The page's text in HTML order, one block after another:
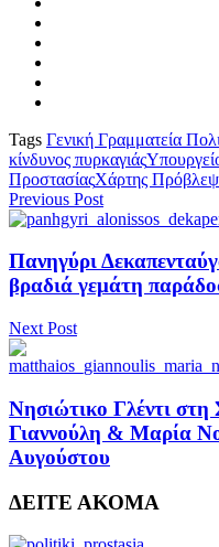
Tags Γενική Γραμματεία
κίνδυνος πυρκαγιάς
ΠροστασίαςΧάρτης
Previous Post
Πανηγύρι
βραδιά γεμάτη
Next Post
Νησιώτικο Γλέντι
Γιαννούλη & Μαρία
Αυγούστου
ΔΕΙΤΕ ΑΚΟΜΑ